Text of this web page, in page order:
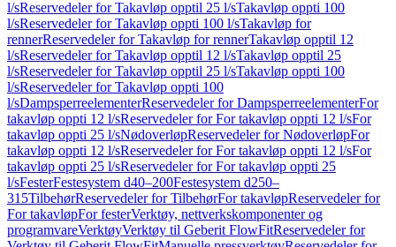
l/sReservedeler for Takavløp opptil 25 l/sTakavløp oppti 100
l/sReservedeler for Takavløp oppti 100 l/sTakavløp for
rennerReservedeler for Takavløp for rennerTakavløp opptil 12
l/sReservedeler for Takavløp opptil 12 l/sTakavløp opptil 25
l/sReservedeler for Takavløp opptil 25 l/sTakavløp oppti 100
l/sReservedeler for Takavløp oppti 100
l/sDampsperreelementerReservedeler for DampsperreelementerFor
takavløp oppti 12 l/sReservedeler for For takavløp oppti 12 l/sFor
takavløp oppti 25 l/sNødoverløpReservedeler for NødoverløpFor
takavløp oppti 12 l/sReservedeler for For takavløp oppti 12 l/sFor
takavløp oppti 25 l/sReservedeler for For takavløp oppti 25
l/sFesterFestesystem d40–200Festesystem d250–
315TilbehørReservedeler for TilbehørFor takavløpReservedeler for
For takavløpFor festerVerktøy, nettverkskomponenter og
programvareVerktøyVerktøy til Geberit FlowFitReservedeler for